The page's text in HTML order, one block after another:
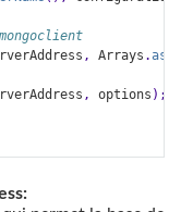
, Arrays .
, options );